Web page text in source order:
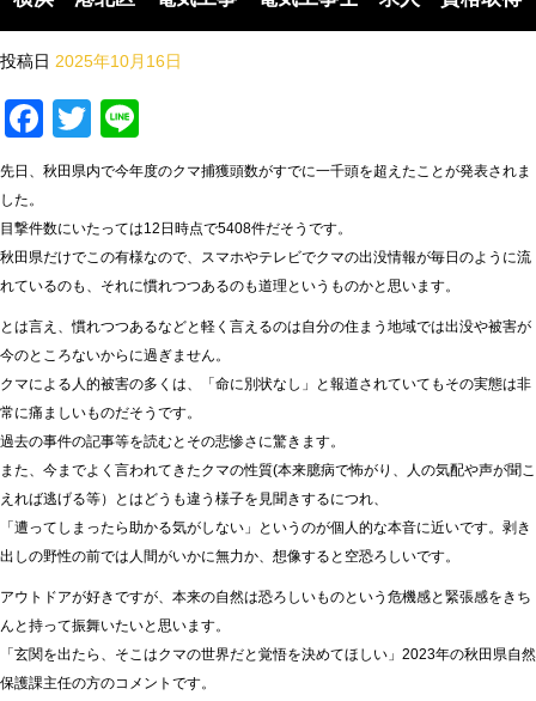
投稿日 2025年10月16日
Facebook
Twitter
先日、秋田県内で今年度のクマ捕獲頭数がすでに一千頭を超えたことが発表されま
した。
目撃件数にいたっては12日時点で5408件だそうです。
秋田県だけでこの有様なので、スマホやテレビでクマの出没情報が毎日のように流
れているのも、それに慣れつつあるのも道理というものかと思います。
とは言え、慣れつつあるなどと軽く言えるのは自分の住まう地域では出没や被害が
今のところないからに過ぎません。
クマによる人的被害の多くは、「命に別状なし」と報道されていてもその実態は非
常に痛ましいものだそうです。
過去の事件の記事等を読むとその悲惨さに驚きます。
また、今までよく言われてきたクマの性質(本来臆病で怖がり、人の気配や声が聞こ
えれば逃げる等）とはどうも違う様子を見聞きするにつれ、
「遭ってしまったら助かる気がしない」というのが個人的な本音に近いです。剥き
出しの野性の前では人間がいかに無力か、想像すると空恐ろしいです。
アウトドアが好きですが、本来の自然は恐ろしいものという危機感と緊張感をきち
んと持って振舞いたいと思います。
「玄関を出たら、そこはクマの世界だと覚悟を決めてほしい」2023年の秋田県自然
保護課主任の方のコメントです。